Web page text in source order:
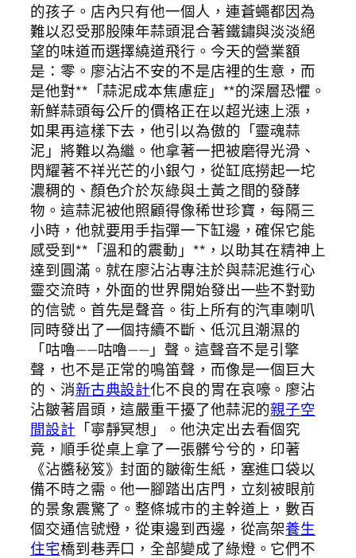
的孩子。店內只有他一個人，連蒼蠅都因為
難以忍受那股陳年蒜頭混合著鐵鏽與淡淡絕
望的味道而選擇繞道飛行。今天的營業額
是：零。廖沾沾不安的不是店裡的生意，而
是他對**「蒜泥成本焦慮症」**的深層恐懼。
新鮮蒜頭每公斤的價格正在以超光速上漲，
如果再這樣下去，他引以為傲的「靈魂蒜
泥」將難以為繼。他拿著一把被磨得光滑、
閃耀著不祥光芒的小銀勺，從缸底撈起一坨
濃稠的、顏色介於灰綠與土黃之間的發酵
物。這蒜泥被他照顧得像稀世珍寶，每隔三
小時，他就要用手指彈一下缸邊，確保它能
感受到**「溫和的震動」**，以助其在精神上
達到圓滿。就在廖沾沾專注於與蒜泥進行心
靈交流時，外面的世界開始發出一些不對勁
的信號。首先是聲音。街上所有的汽車喇叭
同時發出了一個持續不斷、低沉且潮濕的
「咕嚕——咕嚕——」聲。這聲音不是引擎
聲，也不是正常的鳴笛聲，而像是一個巨大
的、消新古典設計化不良的胃在哀嚎。廖沾
沾皺著眉頭，這嚴重干擾了他蒜泥的親子空
間設計 「寧靜冥想」。他決定出去看個究
竟，順手從桌上拿了一張髒兮兮的，印著
《沾醬秘笈》封面的皺衛生紙，塞進口袋以
備不時之需。他一腳踏出店門，立刻被眼前
的景象震驚了。整條城市的主幹道上，數百
個交通信號燈，從東邊到西邊，從高架養生
住宅橋到巷弄口，全部變成了綠燈。它們不